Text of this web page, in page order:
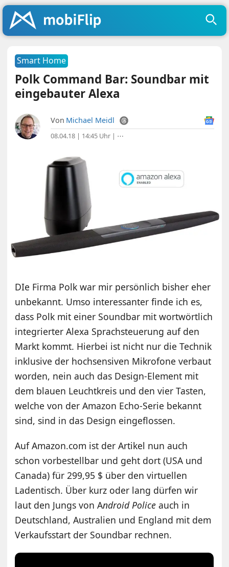
Smart Home
Polk Command Bar: Soundbar mit
eingebauter Alexa
Von Michael Meidl
08.04.18 | 14:45 Uhr | ⋯
DIe Firma Polk war mir persönlich bisher eher
unbekannt. Umso interessanter finde ich es,
dass Polk mit einer Soundbar mit wortwörtlich
integrierter Alexa Sprachsteuerung auf den
Markt kommt. Hierbei ist nicht nur die Technik
inklusive der hochsensiven Mikrofone verbaut
worden, nein auch das Design-Element mit
dem blauen Leuchtkreis und den vier Tasten,
welche von der Amazon Echo-Serie bekannt
sind, sind in das Design eingeflossen.
Auf Amazon.com ist der Artikel nun auch
schon vorbestellbar und geht dort (USA und
Canada) für 299,95 $ über den virtuellen
Ladentisch. Über kurz oder lang dürfen wir
laut den Jungs von Android Police auch in
Deutschland, Australien und England mit dem
Verkaufsstart der Soundbar rechnen.